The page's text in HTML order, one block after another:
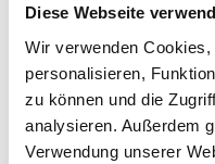
Diese Webseite
Wir verwenden
personalisieren,
zu können und die
analysieren. Außerdem
Verwendung unserer
E-Mail:
Telefon: +49 (0) 911
Fax:+49 (0) 911 815
Ambulantes
Nibelungenviertel